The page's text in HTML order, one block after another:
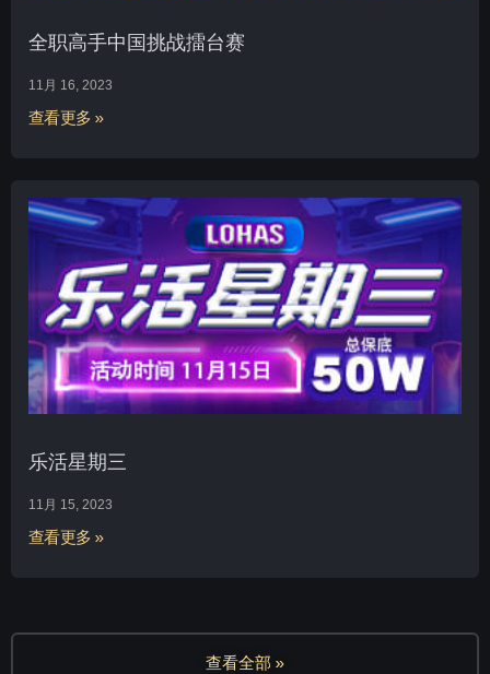
全职高手中国挑战擂台赛
11月 16, 2023
查看更多 »
乐活星期三
11月 15, 2023
查看更多 »
查看全部 »